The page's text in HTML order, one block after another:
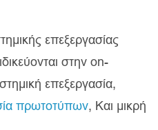
επεξεργασίας
στην on-
επεξεργασία,
πρωτοτύπων, Και μικρή